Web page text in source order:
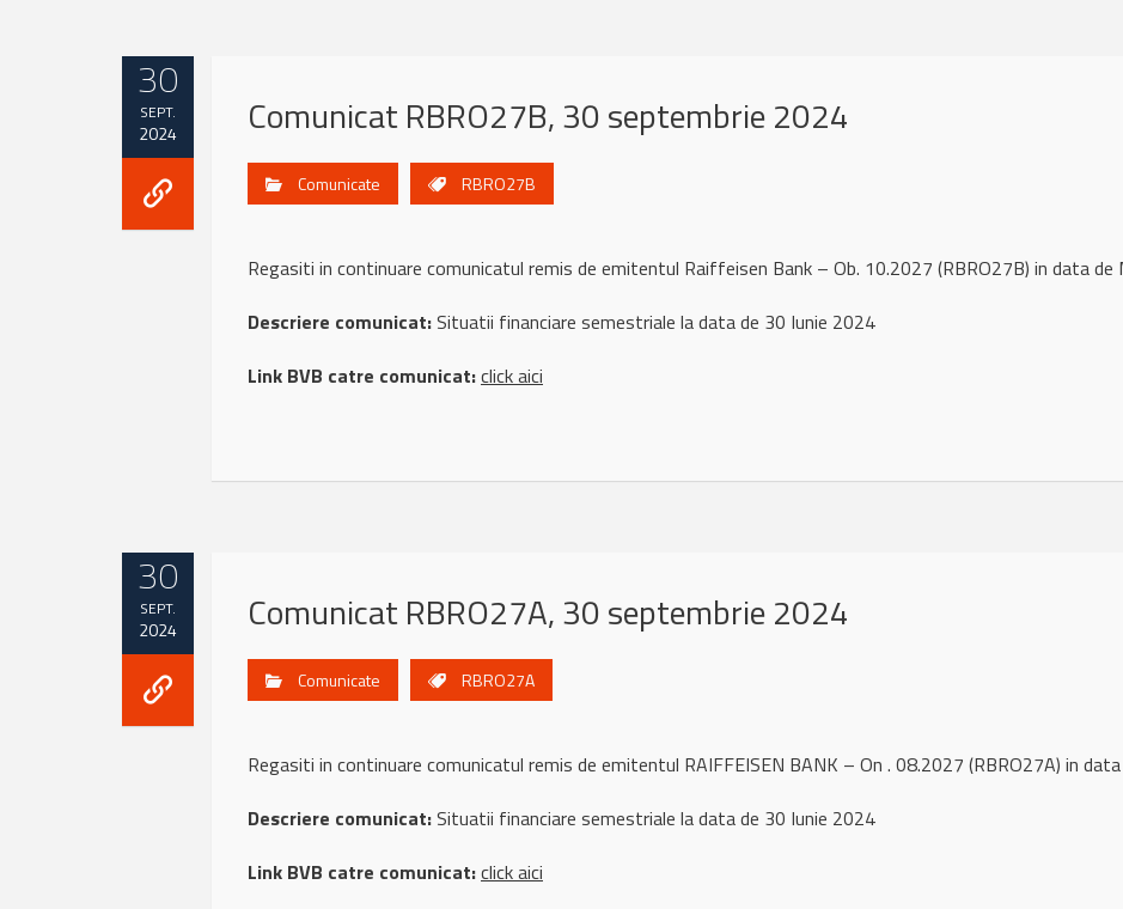
30
SEPT.
2024 Comunicat RBRO27B, 30 septembrie 2024
Comunicate RBRO27B
Regasiti in continuare comunicatul remis de emitentul Raiffeisen Bank – Ob. 10.2027 (RBRO27B) in data
Descriere comunicat:Situatii financiare semestriale la data de 30 Iunie 2024
Link BVB catre comunicat:click aici
30
SEPT.
2024 Comunicat RBRO27A, 30 septembrie 2024
Comunicate RBRO27A
Regasiti in continuare comunicatul remis de emitentul RAIFFEISEN BANK – On . 08.2027 (RBRO27A) in
Descriere comunicat:Situatii financiare semestriale la data de 30 Iunie 2024
Link BVB catre comunicat:click aici